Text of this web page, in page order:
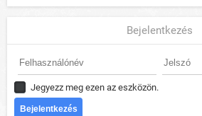
Bejelentkezés
Jegyezz meg ezen az eszközön.